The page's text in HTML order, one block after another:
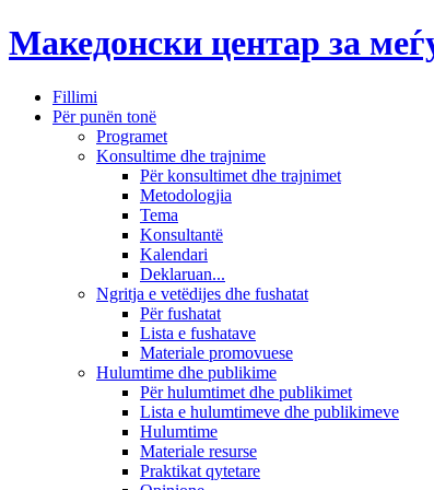
Македонски центар за
Fillimi
Për punën tonë
Programet
Konsultime dhe trajnime
Për konsultimet dhe trajnimet
Metodologjia
Tema
Konsultantë
Kalendari
Deklaruan...
Ngritja e vetëdijes dhe fushatat
Për fushatat
Lista e fushatave
Materiale promovuese
Hulumtime dhe publikime
Për hulumtimet dhe publikimet
Lista e hulumtimeve dhe publikimeve
Hulumtime
Materiale resurse
Praktikat qytetare